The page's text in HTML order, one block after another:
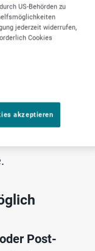
und Tools
Computer,
Post-
US-Behörden zu
jederzeit widerrufen,
Cookies
akzeptieren